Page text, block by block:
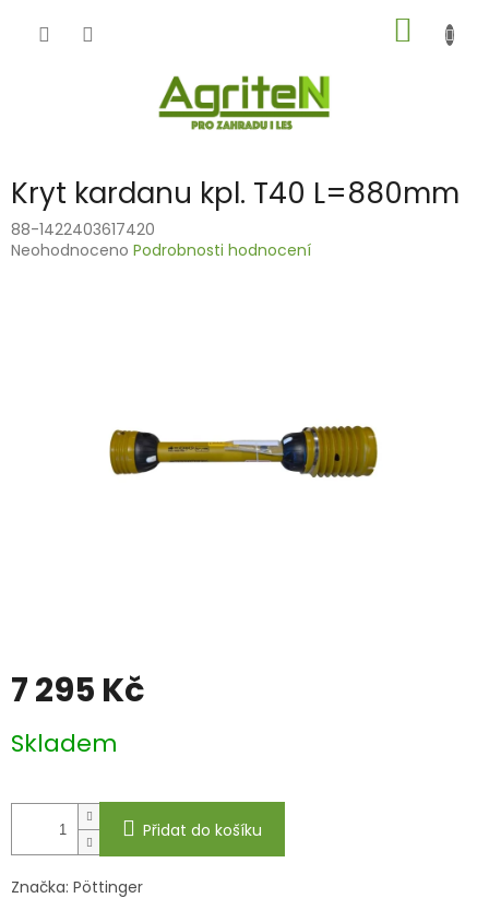
KOŠÍK
Kryt kardanu kpl. T40 L=880mm
88-1422403617420
Průměrné
Neohodnoceno Podrobnosti hodnocení
7 295 Kč
cena:
Skladem
Přidat do košíku
Značka: Pöttinger